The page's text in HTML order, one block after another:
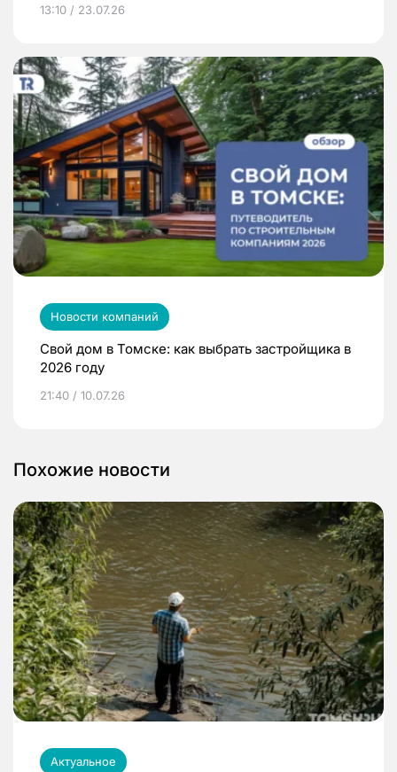
13:10 / 23.07.26
Новости компаний
Свой дом в Томске: как выбрать застройщика в
2026 году
21:40 / 10.07.26
Похожие новости
Актуальное